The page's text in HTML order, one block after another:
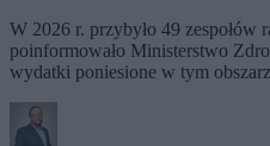
W 2026 r. przybyło 49 zespołów
poinformowało Ministerstwo
wydatki poniesione w tym